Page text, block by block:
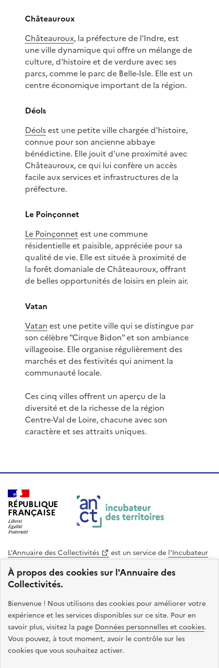
À propos des cookies sur l'Annuaire des
Collectivités.
Bienvenue ! Nous utilisons des cookies pour améliorer votre
expérience et les services disponibles sur ce site. Pour en
savoir plus, visitez la page Données personnelles et cookies.
Vous pouvez, à tout moment, avoir le contrôle sur les
cookies que vous souhaitez activer.
Châteauroux
Châteauroux, la préfecture de l'Indre, est
une ville dynamique qui offre un mélange de
culture, d'histoire et de verdure avec ses
parcs, comme le parc de Belle-Isle. Elle est un
centre économique important de la région.
Déols
Déolsest une petite ville chargée d'histoire,
connue pour son ancienne abbaye
bénédictine. Elle jouit d'une proximité avec
Châteauroux, ce qui lui confère un accès
facile aux services et infrastructures de la
préfecture.
Le Poinçonnet
Le Poinçonnet est une commune
résidentielle et paisible, appréciée pour sa
qualité de vie. Elle est située à proximité de
la forêt domaniale de Châteauroux, offrant
de belles opportunités de loisirs en plein air.
Vatan
Vatan est une petite ville qui se distingue par
son célèbre "Cirque Bidon" et son ambiance
villageoise. Elle organise régulièrement des
marchés et des festivités qui animent la
communauté locale.
Ces cinq villes offrent un aperçu de la
diversité et de la richesse de la région
Centre-Val de Loire, chacune avec son
caractère et ses attraits uniques.
RÉPUBLIQUE
FRANÇAISE
L'Annuaire des Collectivités est un service de l'Incubateur
des Territoires
Cohésion des Territoires
. Le code source de ce site web
est disponible en licence libre. Le design de ce site est conçu
avec le système de design de l’État.
legifrance.gouv.fr
info.gouv.fr
service-public.gouv.fr
data.gouv.fr